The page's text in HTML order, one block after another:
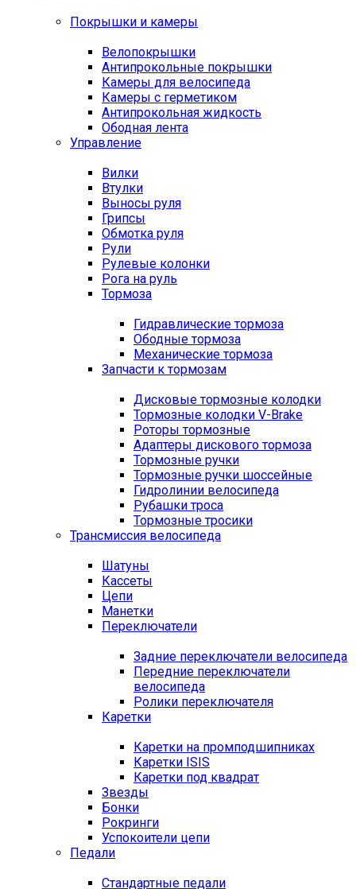
Покрышки и камеры
Велопокрышки
Антипрокольные покрышки
Камеры для велосипеда
Камеры с герметиком
Антипрокольная жидкость
Ободная лента
Управление
Вилки
Втулки
Выносы руля
Грипсы
Обмотка руля
Рули
Рулевые колонки
Рога на руль
Тормоза
Гидравлические тормоза
Ободные тормоза
Механические тормоза
Запчасти к тормозам
Дисковые тормозные колодки
Тормозные колодки V-Brake
Роторы тормозные
Адаптеры дискового тормоза
Тормозные ручки
Тормозные ручки шоссейные
Гидролинии велосипеда
Рубашки троса
Тормозные тросики
Трансмиссия велосипеда
Шатуны
Кассеты
Цепи
Манетки
Переключатели
Задние переключатели велосипеда
Передние переключатели
велосипеда
Ролики переключателя
Каретки
Каретки на промподшипниках
Каретки ISIS
Каретки под квадрат
Звезды
Бонки
Рокринги
Успокоители цепи
Педали
Стандартные педали